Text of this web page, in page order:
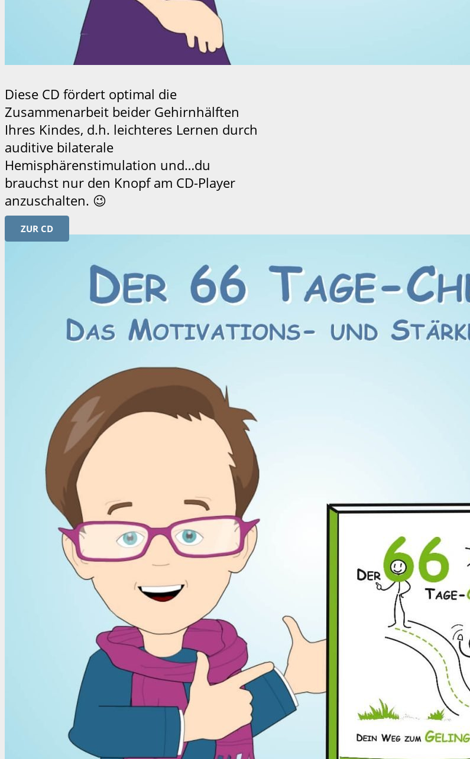
Diese CD fördert optimal die
Zusammenarbeit beider Gehirnhälften
Ihres Kindes, d.h. leichteres Lernen durch
auditive bilaterale
Hemisphärenstimulation und…du
brauchst nur den Knopf am CD-Player
anzuschalten. 😉
ZUR CD